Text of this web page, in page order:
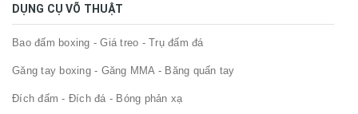
DỤNG CỤ VÕ THUẬT
Bao đấm boxing - Giá treo - Trụ đấm đá
Găng tay boxing - Găng MMA - Băng quấn tay
Đích đấm - Đích đá - Bóng phản xạ